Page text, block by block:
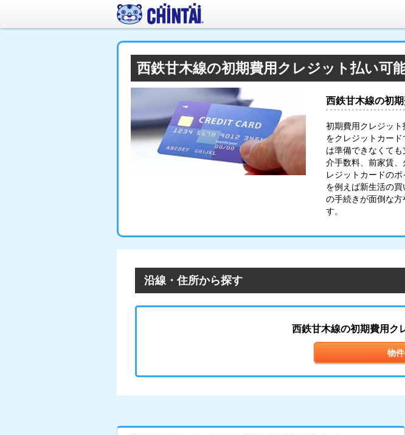
西鉄甘木線の初期費用クレジット払い可
西鉄甘木線の初
初期費用クレジッ
をクレジットカー
は準備できなくて
介手数料、前家賃
レジットカードの
を例えば新生活の
の手続きが面倒な
す。
沿線・住所から探す
西鉄甘木線の初期費用ク
物